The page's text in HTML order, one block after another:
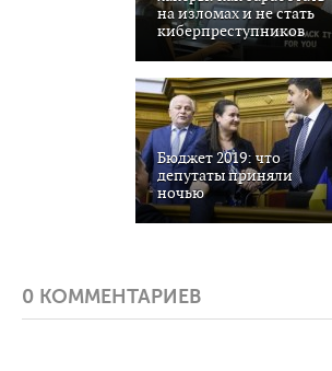
на изломах и не стать
киберпреступников
Бюджет 2019: что
депутаты приняли
ночью
0 КОММЕНТАРИЕВ